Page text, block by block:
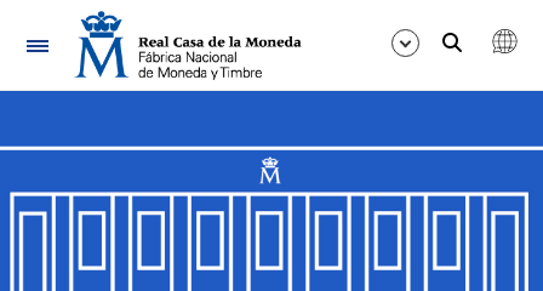
Navegación
Mostrar/Ocultar